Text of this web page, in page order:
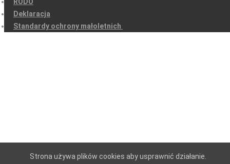
Deklaracja
Standardy ochrony małoletnich
Strona używa plików cookies aby usprawnić działanie.